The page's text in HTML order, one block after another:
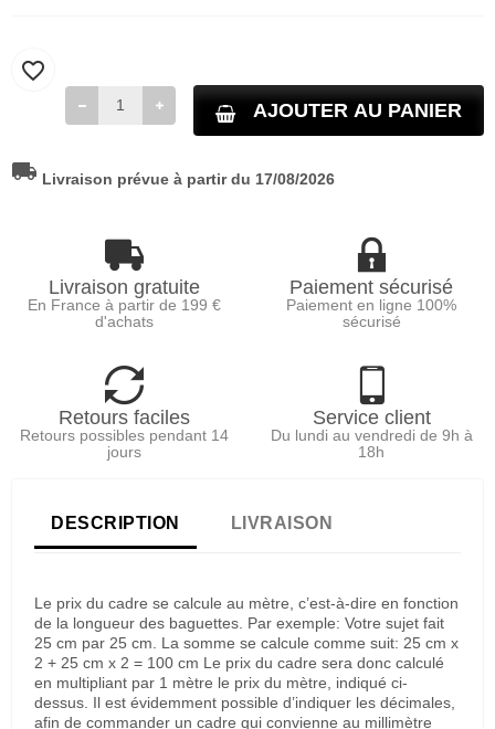
AJOUTER AU PANIER
favorite_border
local_shipping Livraison prévue à partir du 17/08/2026
Livraison gratuite
En France à partir de 199 €
d'achats
Paiement sécurisé
Paiement en ligne 100%
sécurisé
Retours faciles
Retours possibles pendant 14
jours
Service client
Du lundi au vendredi de 9h à
18h
DESCRIPTION LIVRAISON
Le prix du cadre se calcule au mètre, c’est-à-dire en fonction
de la longueur des baguettes. Par exemple: Votre sujet fait
25 cm par 25 cm. La somme se calcule comme suit: 25 cm x
2 + 25 cm x 2 = 100 cm Le prix du cadre sera donc calculé
en multipliant par 1 mètre le prix du mètre, indiqué ci-
dessus. Il est évidemment possible d’indiquer les décimales,
afin de commander un cadre qui convienne au millimètre